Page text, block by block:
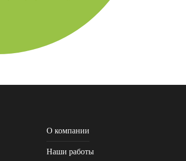
О компании
Наши работы